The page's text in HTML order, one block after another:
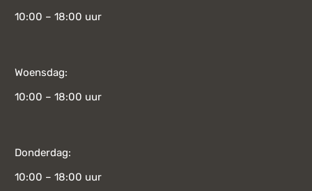
10:00 – 18:00 uur
Woensdag:
10:00 – 18:00 uur
Donderdag:
10:00 – 18:00 uur